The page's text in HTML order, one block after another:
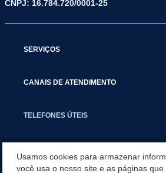
CNPJ: 16.784.720/0001-25
SERVIÇOS
CANAIS DE ATENDIMENTO
TELEFONES ÚTEIS
Usamos cookies para armazenar
você usa o nosso site e as páginas que